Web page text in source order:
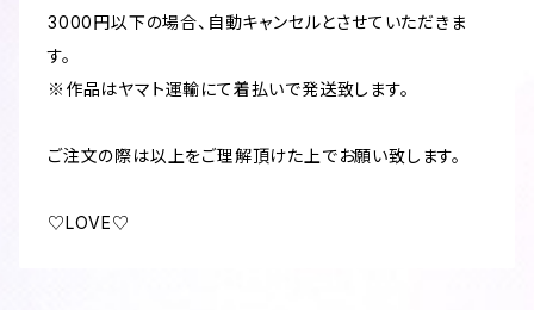
3000円以下の場合、自動キャンセルとさせていただきま
す。
※作品はヤマト運輸にて着払いで発送致します。
ご注文の際は以上をご理解頂けた上でお願い致します。
♡LOVE♡